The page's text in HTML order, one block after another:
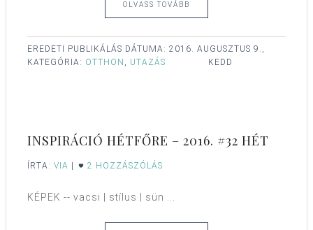
OLVASS TOVÁBB
EREDETI PUBLIKÁLÁS DÁTUMA: 2016. AUGUSZTUS 9.,
KEDD
KATEGÓRIA: OTTHON , UTAZÁS
INSPIRÁCIÓ HÉTFŐRE – 2016. #32 HÉT
ÍRTA: VIA | 2 HOZZÁSZÓLÁS
KÉPEK -- vacsi | stílus | sün ...